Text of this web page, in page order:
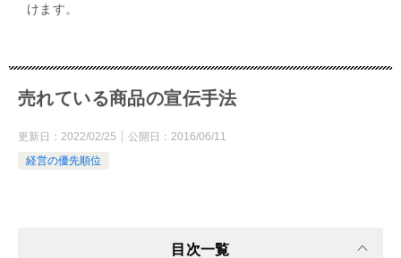
けます。
売れている商品の宣伝手法
更新日： 2022/02/25 公開日： 2016/06/11
経営の優先順位
目次一覧